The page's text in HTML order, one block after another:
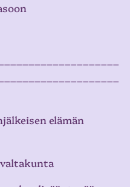
elämän